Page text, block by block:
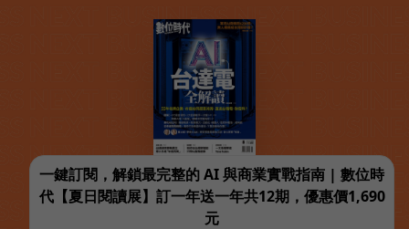
一鍵訂閱，解鎖最完整的 AI 與商業實戰指南 | 數位時
代【夏日閱讀展】訂一年送一年共12期，優惠價1,690
元